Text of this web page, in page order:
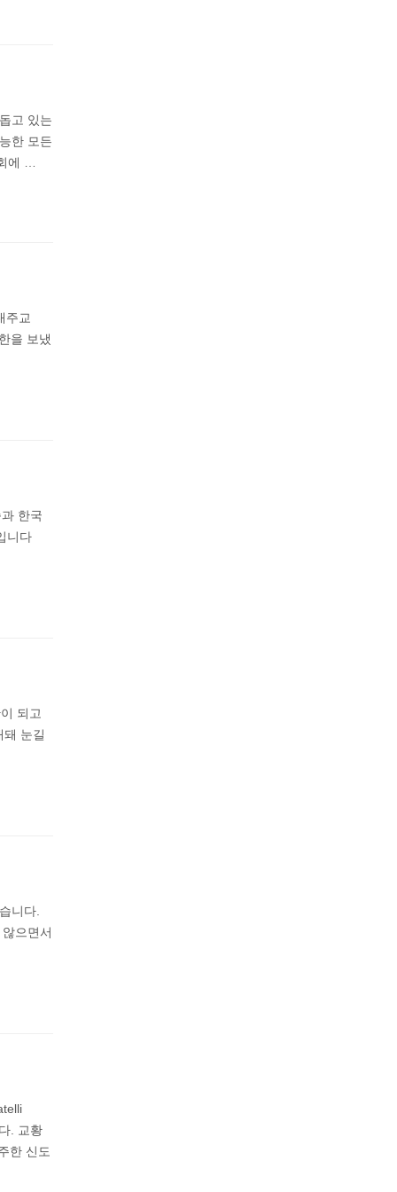
고 있는
한 모든
에 …
주교
을 보냈
한국
니다
되고
눈길
니다.
으면서
. 교황
한 신도